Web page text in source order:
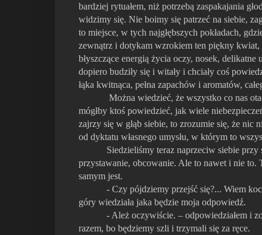
bardziej rytuałem, niż potrzebą zaspakajania
widzimy się. Nie boimy się patrzeć na siebie,
to miejsce, w tych najgłębszych pokładach,
zewnątrz i dotykam wzrokiem ten piękny kwiat,
błyszczące energią życia oczy, nosek,
dopiero budziły się i witały i chciały coś
łąka kwitnąca, pełna zapachów i aromatów,
Można wiedzieć, że wszystko co nas
mógłby ktoś powiedzieć, jak wiele
zajrzy się w głąb siebie, to zrozumie się, że
od dyktatu własnego umysłu, w którym to
Siedzieliśmy teraz naprzeciw siebie
przystawanie, obcowanie. Ale to nawet i nie to.
samym jest.
- Czy pójdziemy przejść się?... Wiem
góry wiedziała jaka będzie moja odpowiedź.
- Ależ oczywiście. – odpowiedziałem i
razem, bo będziemy szli i trzymali się za ręce.